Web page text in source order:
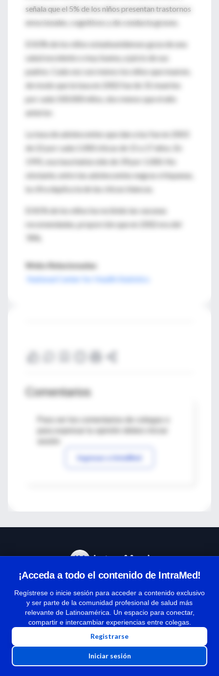
señala que el 5% de los niños presentan trastornos
emocionales, cognitivos y de conducta graves.
El 83% de los niños estadounidenses goza de una
salud excelente o muy buena, a juicio de sus
padres. Cada vez son menos los niños que mueren,
de modo que la tasa en 2002 fue de 31 muertes
por cada 100.000 niños, dos menos que el año
anterior.
La tasa de adolescentes que dan a luz fue en 2003
de 22 por cada 1.000 chicas de 15 a 17 años. En
1991, esa tasa había sido de 39 por 1.000. No
obstante, entre las adolescentes negras e hispanas,
la cifra duplica la de las chicas blancas.
El 81% de los niños ha recibido las vacunas
recomendadas, proporción que en 2002 era del
78%.
Webs Relacionadas
National Center for Health Statistics
Comentarios
Para ver los comentarios de colegas o
Ingresar a IntraMed
¡Acceda a todo el contenido de IntraMed!
Regístrese o inicie sesión para acceder a contenido exclusivo
y ser parte de la comunidad profesional de salud más
relevante de Latinoamérica. Un espacio para conectar,
compartir e intercambiar experiencias entre colegas.
Registrarse
Iniciar sesión
Términos y condiciones
| Políticas de privacidad
| Todos los derechos reservados | Copyright 1997-2026